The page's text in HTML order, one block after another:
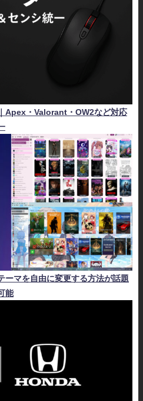
Apex・Valorant・OW2など対応
ーマを自由に変更する方法が話題
能